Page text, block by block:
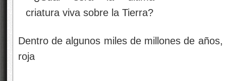
Dentro de algunos miles de millones de
roja